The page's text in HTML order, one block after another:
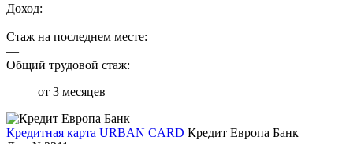
Доход:
—
Стаж на последнем месте:
—
Общий трудовой стаж:
от 3 месяцев
Кредитная карта URBAN CARD Кредит Европа Банк